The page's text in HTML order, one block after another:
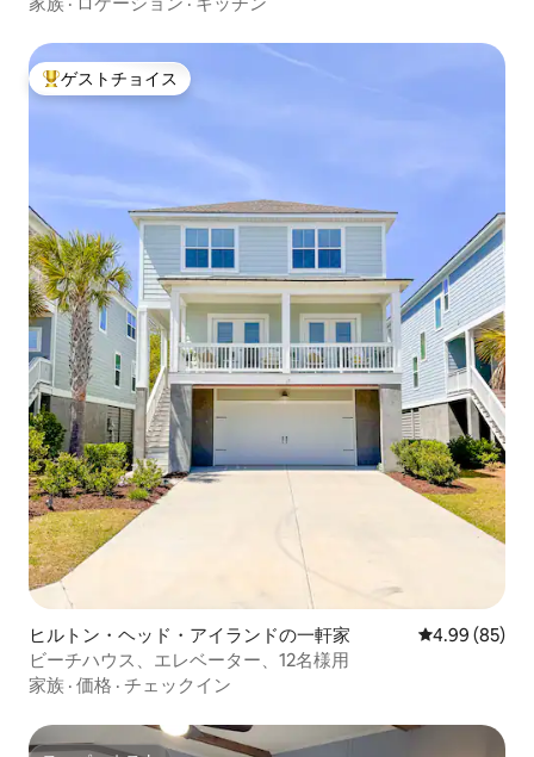
大好評のゲストチョイスです。
ゲストチョイス
ヒルトン・ヘッド・アイランドの一軒家 レビュー85
4.99 (85)
ビーチハウス、エレベーター、12名様用
家族 · 価格 · チェックイン